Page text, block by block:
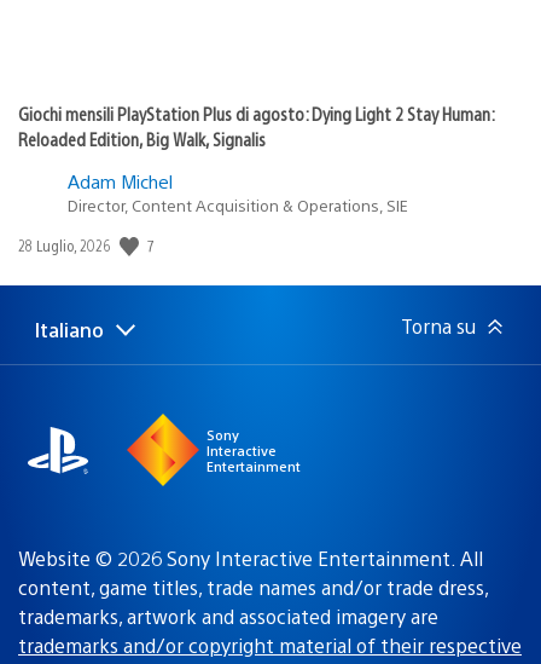
Giochi mensili PlayStation Plus di agosto: Dying Light 2 Stay Human:
Reloaded Edition, Big Walk, Signalis
Adam Michel
Director, Content Acquisition & Operations, SIE
Data
pubblicazione:
28 Luglio, 2026 7
Seleziona
Regione
Italiano Torna su
Sony
Interactive
Entertainment
Website © 2026 Sony Interactive Entertainment. All
content, game titles, trade names and/or trade dress,
trademarks, artwork and associated imagery are
trademarks and/or copyright material of their respective